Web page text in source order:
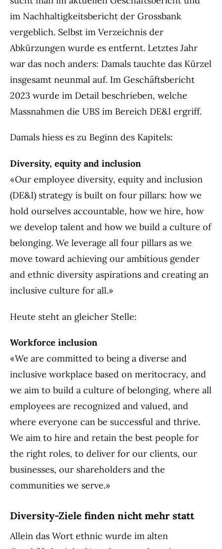
im Nachhaltigkeitsbericht der Grossbank
vergeblich. Selbst im Verzeichnis der
Abkürzungen wurde es entfernt. Letztes Jahr
war das noch anders: Damals tauchte das Kürzel
insgesamt neunmal auf. Im Geschäftsbericht
2023 wurde im Detail beschrieben, welche
Massnahmen die UBS im Bereich DE&I ergriff.
Damals hiess es zu Beginn des Kapitels:
Diversity, equity and inclusion
«Our employee diversity, equity and inclusion
(DE&I) strategy is built on four pillars: how we
hold ourselves accountable, how we hire, how
we develop talent and how we build a culture of
belonging. We leverage all four pillars as we
move toward achieving our ambitious gender
and ethnic diversity aspirations and creating an
inclusive culture for all.»
Heute steht an gleicher Stelle:
Workforce inclusion
«We are committed to being a diverse and
inclusive workplace based on meritocracy, and
we aim to build a culture of belonging, where all
employees are recognized and valued, and
where everyone can be successful and thrive.
We aim to hire and retain the best people for
the right roles, to deliver for our clients, our
businesses, our shareholders and the
communities we serve.»
Diversity-Ziele finden nicht mehr statt
Allein das Wort ethnic wurde im alten